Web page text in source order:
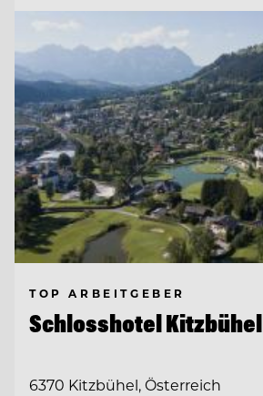
TOP ARBEITGEBER
Schlosshotel Kitzbühel
6370 Kitzbühel, Österreich